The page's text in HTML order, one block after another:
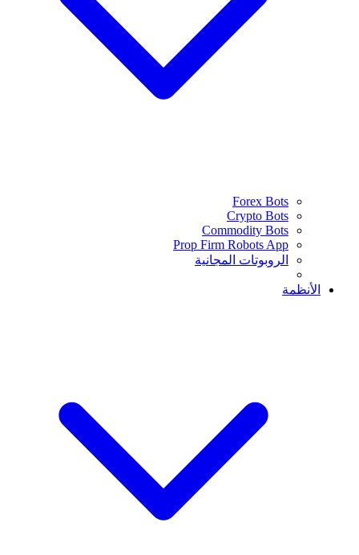
Forex Bots
Crypto Bots
Commodity Bots
Prop Firm Robots App
الروبوتات المجانية
الأنظمة